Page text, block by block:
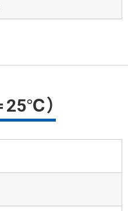
25℃）